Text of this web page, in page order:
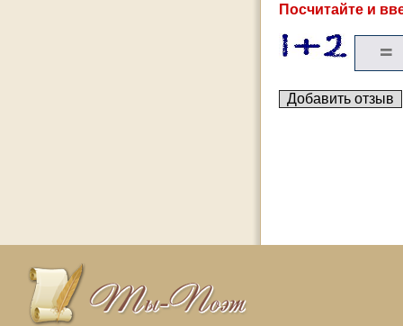
Посчитайте и